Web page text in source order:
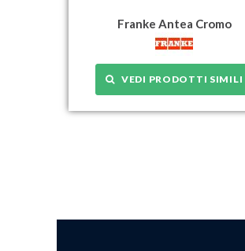
Franke Antea Cromo
VEDI PRODOTTI SIMILI